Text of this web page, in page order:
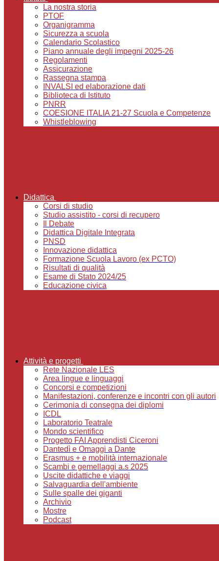
La nostra storia
PTOF
Organigramma
Sicurezza a scuola
Calendario Scolastico
Piano annuale degli impegni 2025-26
Regolamenti
Assicurazione
Rassegna stampa
INVALSI ed elaborazione dati
Biblioteca di Istituto
PNRR
COESIONE ITALIA 21-27 Scuola e Competenze
Whistleblowing
Didattica
Corsi di studio
Studio assistito - corsi di recupero
Il Debate
Didattica Digitale Integrata
PNSD
Innovazione didattica
Formazione Scuola Lavoro (ex PCTO)
Risultati di qualità
Esame di Stato 2024/25
Educazione civica
Attività e progetti
Rete Nazionale LES
Area lingue e linguaggi
Concorsi e competizioni
Manifestazioni, conferenze e incontri con gli autori
Cerimonia di consegna dei diplomi
ICDL
Laboratorio Teatrale
Mondo scientifico
Progetto FAI Apprendisti Ciceroni
Dantedì e Omaggi a Dante
Erasmus + e mobilità internazionale
Scambi e gemellaggi a.s 2025
Uscite didattiche e viaggi
Salvaguardia dell'ambiente
Sulle spalle dei giganti
Archivio
Mostre
Podcast